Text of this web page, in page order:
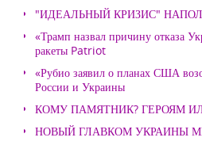
"ИДЕАЛЬНЫЙ КРИЗИС"
«Трамп назвал причину отказа
ракеты Patriot
«Рубио заявил о планах США
России и Украины
КОМУ ПАМЯТНИК? ГЕРОЯМ
НОВЫЙ ГЛАВКОМ УКРАИНЫ